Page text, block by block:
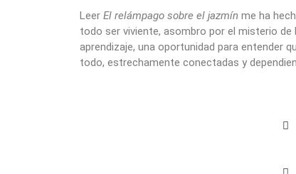
Leer El relámpago sobre el jazmín me ha
todo ser viviente, asombro por el misterio de
aprendizaje, una oportunidad para entender
todo, estrechamente conectadas y